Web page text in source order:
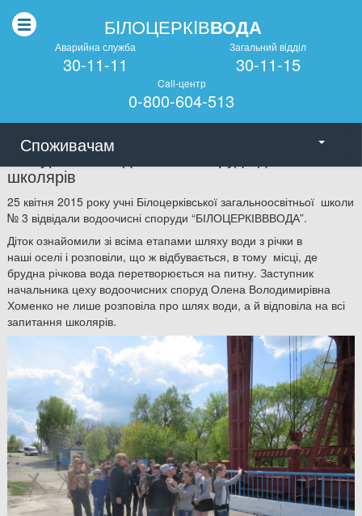
БIЛОЦЕРКIВВОДА
Аварийна служба
30-11-11
Загальний вiддiл
30-11-15
Call-центр
0-800-604-513
Споживачам
Екскурсія на водоочисні споруди для
школярів
25 квітня 2015 року учні Білоцерківської загальноосвітньої школи
№ 3 відвідали водоочисні споруди “БІЛОЦЕРКІВВВОДА”.
Діток ознайомили зі всіма етапами шляху води з річки в
наші оселі і розповіли, що ж відбувається, в тому місці, де
брудна річкова вода перетворюється на питну. Заступник
начальника цеху водоочисних споруд Олена Володимирівна
Хоменко не лише розповіла про шлях води, а й відповіла на всі
запитання школярів.